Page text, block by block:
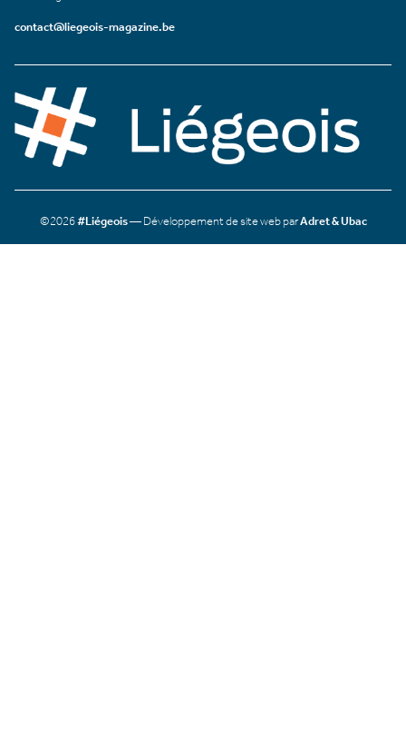
contact@liegeois-magazine.be
©2026#Liégeois— Développement de site web parAdret & Ubac